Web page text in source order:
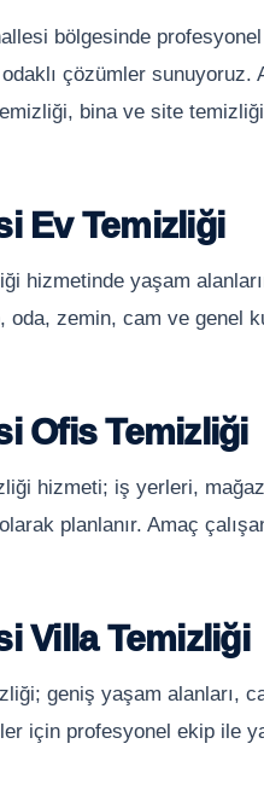
bölgesinde
çözümler
bina ve site
Ev Temizliği
hizmetinde yaşam
oda, zemin, cam ve genel
Ofis Temizliği
hizmeti; iş yerleri,
planlanır. Amaç
Villa Temizliği
geniş yaşam alanları,
için profesyonel ekip ile